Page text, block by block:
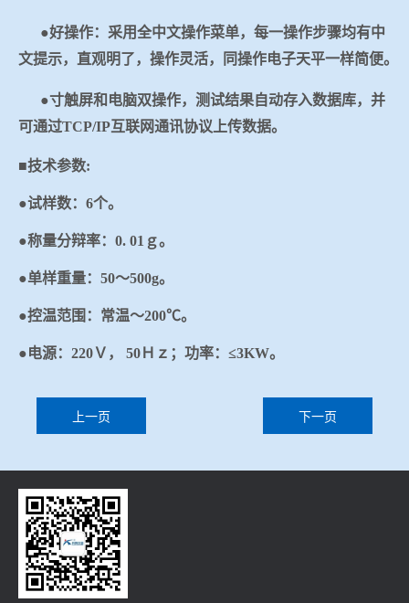
●好操作：采用全中文操作菜单，每一操作步骤均有中
文提示，直观明了，操作灵活，同操作电子天平一样简便。
●寸触屏和电脑双操作，测试结果自动存入数据库，并
可通过TCP/IP互联网通讯协议上传数据。
■技术参数:
●试样数：6个。
●称量分辩率：0. 01ｇ。
●单样重量：50～500g。
●控温范围：常温～200℃。
●电源：220Ｖ， 50Ｈｚ；功率：≤3KW。
上一页 下一页